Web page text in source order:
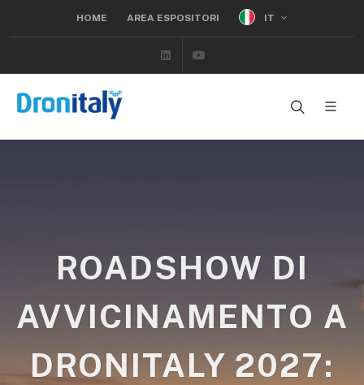
HOME AREA ESPOSITORI IT
Linkedin
ROADSHOW DI
AVVICINAMENTO A
DRONITALY 2027: